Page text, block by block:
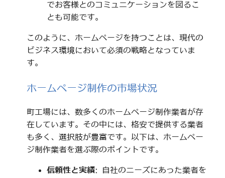
でお客様とのコミュニケーションを図るこ
とも可能です。
このように、ホームページを持つことは、現代の
ビジネス環境において必須の戦略となっていま
す。
ホームページ制作の市場状況
町工場には、数多くのホームページ制作業者が存
在しています。その中には、格安で提供する業者
も多く、選択肢が豊富です。以下は、ホームペー
ジ制作業者を選ぶ際のポイントです。
信頼性と実績: 自社のニーズにあった業者を